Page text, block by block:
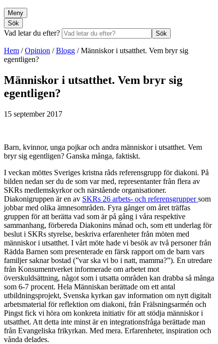
Meny
Sök
Vad letar du efter? Sök
Hem /Opinion /Blogg /Människor i utsatthet. Vem bryr sig
egentligen?
Människor i utsatthet. Vem bryr sig
egentligen?
15 september 2017
Barn, kvinnor, unga pojkar och andra människor i utsatthet. Vem
bryr sig egentligen? Ganska många, faktiskt.
I veckan möttes Sveriges kristna råds referensgrupp för diakoni. På
bilden nedan ser du de som var med, representanter från flera av
SKRs medlemskyrkor och närstående organisationer.
Diakonigruppen är en av SKRs 26 arbets- och referensgruppersom
jobbar med olika ämnesområden. Fyra gånger om året träffas
gruppen för att berätta vad som är på gång i våra respektive
sammanhang, förbereda Diakonins månad och, som ett underlag för
beslut i SKRs styrelse, beskriva erfarenheter från möten med
människor i utsatthet. I vårt möte hade vi besök av två personer från
Rädda Barnen som presenterade en färsk rapport om de barn vars
familjer saknar bostad (”var ska vi bo i natt, mamma?”). En utredare
från Konsumentverket informerade om arbetet mot
överskuldsättning, något som i utsatta områden kan drabba så många
som 6-7 procent. Hela Människan berättade om ett antal
utbildningsprojekt, Svenska kyrkan gav information om nytt digitalt
arbetsmaterial för reflektion om diakoni, från Frälsningsarmén och
Pingst fick vi höra om konkreta initiativ för att stödja människor i
utsatthet. Att detta inte minst är en integrationsfråga berättade man
från Evangeliska frikyrkan. Med mera. Erfarenheter, inspiration och
vånda delades.